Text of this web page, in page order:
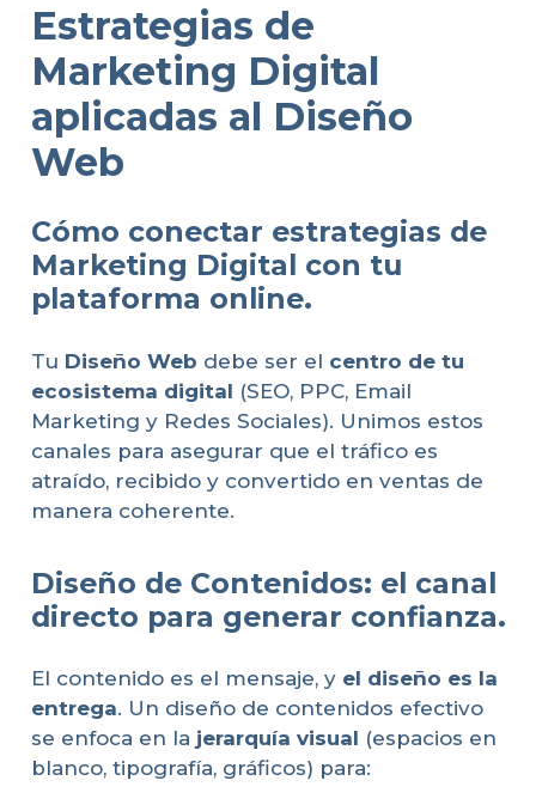
Estrategias de
Marketing Digital
aplicadas al Diseño
Web
Cómo conectar estrategias de
Marketing Digital con tu
plataforma online.
Tu Diseño Web debe ser el centro de tu
ecosistema digital (SEO, PPC, Email
Marketing y Redes Sociales). Unimos estos
canales para asegurar que el tráfico es
atraído, recibido y convertido en ventas de
manera coherente.
Diseño de Contenidos: el canal
directo para generar confianza.
El contenido es el mensaje, y el diseño es la
entrega. Un diseño de contenidos efectivo
se enfoca en la jerarquía visual (espacios en
blanco, tipografía, gráficos) para: